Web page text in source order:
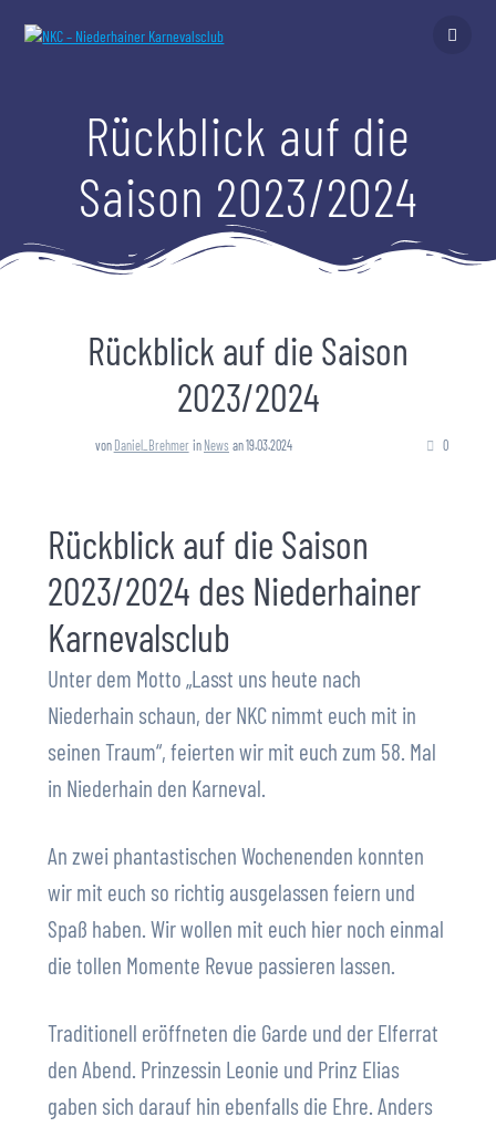
Rückblick auf die
Saison 2023/2024
Rückblick auf die Saison
2023/2024
von Daniel_Brehmer in News an 19.03.2024 0
Rückblick auf die Saison
2023/2024 des Niederhainer
Karnevalsclub
Unter dem Motto „Lasst uns heute nach
Niederhain schaun, der NKC nimmt euch mit in
seinen Traum“, feierten wir mit euch zum 58. Mal
in Niederhain den Karneval.
An zwei phantastischen Wochenenden konnten
wir mit euch so richtig ausgelassen feiern und
Spaß haben. Wir wollen mit euch hier noch einmal
die tollen Momente Revue passieren lassen.
Traditionell eröffneten die Garde und der Elferrat
den Abend. Prinzessin Leonie und Prinz Elias
gaben sich darauf hin ebenfalls die Ehre. Anders